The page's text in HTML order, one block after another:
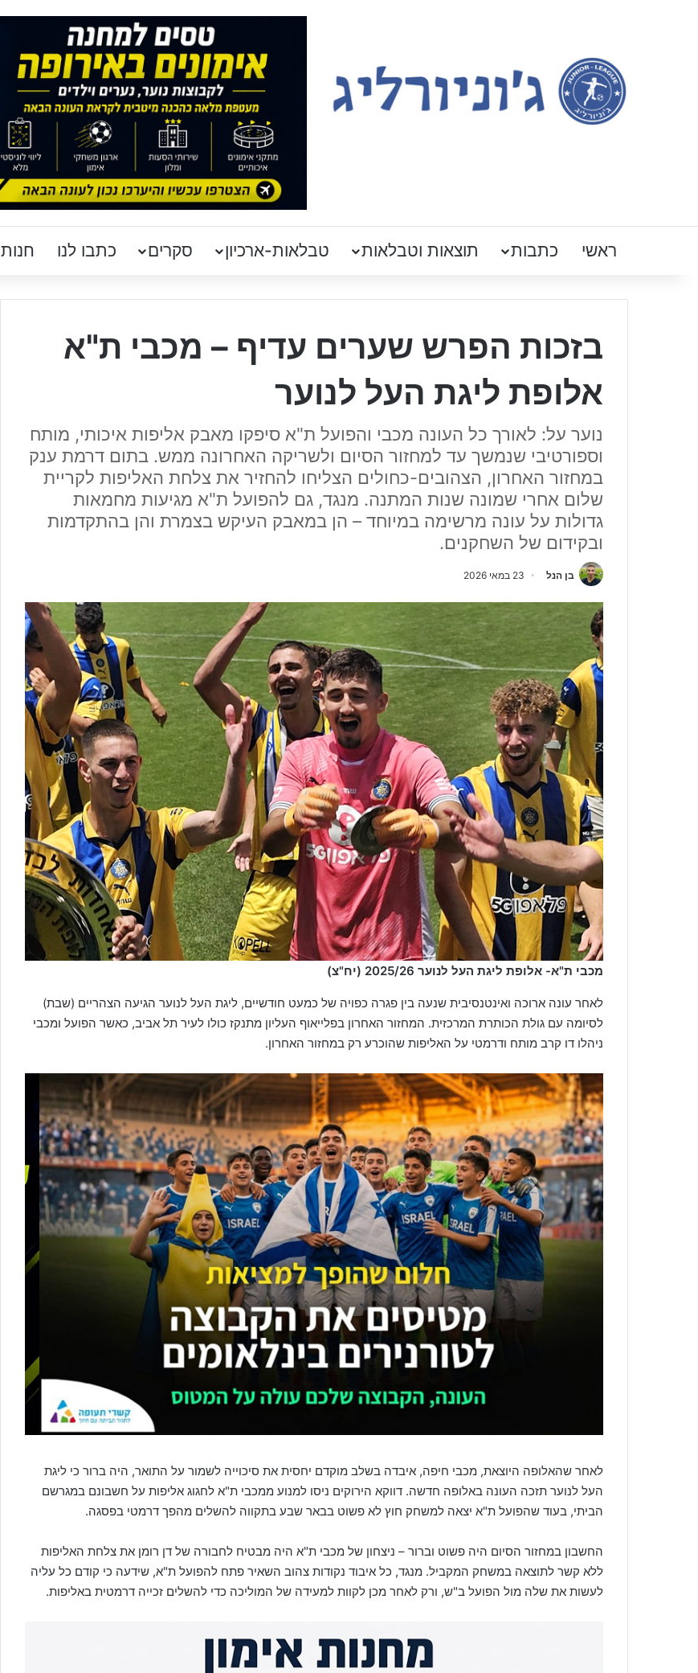
ראשי כתבות תוצאות וטבלאות טבלאות-ארכיון סקרים כתבו לנו חנות
בזכות הפרש שערים עדיף – מכבי ת"א
אלופת ליגת העל לנוער
נוער על: לאורך כל העונה מכבי והפועל ת"א סיפקו מאבק אליפות איכותי, מותח
וספורטיבי שנמשך עד למחזור הסיום ולשריקה האחרונה ממש. בתום דרמת ענק
במחזור האחרון, הצהובים-כחולים הצליחו להחזיר את צלחת האליפות לקריית
שלום אחרי שמונה שנות המתנה. מנגד, גם להפועל ת"א מגיעות מחמאות
גדולות על עונה מרשימה במיוחד – הן במאבק העיקש בצמרת והן בהתקדמות
ובקידום של השחקנים.
בן הנל 23 במאי 2026
מכבי ת"א- אלופת ליגת העל לנוער 2025/26 (יח"צ)
לאחר עונה ארוכה ואינטנסיבית שנעה בין פגרה כפויה של כמעט חודשיים, ליגת העל לנוער הגיעה הצהריים (שבת)
לסיומה עם גולת הכותרת המרכזית. המחזור האחרון בפלייאוף העליון מתנקז כולו לעיר תל אביב, כאשר הפועל ומכבי
ניהלו דו קרב מותח ודרמטי על האליפות שהוכרע רק במחזור האחרון.
לאחר שהאלופה היוצאת, מכבי חיפה, איבדה בשלב מוקדם יחסית את סיכוייה לשמור על התואר, היה ברור כי ליגת
העל לנוער תזכה העונה באלופה חדשה. דווקא הירוקים ניסו למנוע ממכבי ת"א לחגוג אליפות על חשבונם במגרשם
הביתי, בעוד שהפועל ת"א יצאה למשחק חוץ לא פשוט בבאר שבע בתקווה להשלים מהפך דרמטי בפסגה.
החשבון במחזור הסיום היה פשוט וברור – ניצחון של מכבי ת"א היה מבטיח לחבורה של דן רומן את צלחת האליפות
ללא קשר לתוצאה במשחק המקביל. מנגד, כל איבוד נקודות צהוב השאיר פתח להפועל ת"א, שידעה כי קודם כל עליה
לעשות את שלה מול הפועל ב"ש, ורק לאחר מכן לקוות למעידה של המוליכה כדי להשלים זכייה דרמטית באליפות.